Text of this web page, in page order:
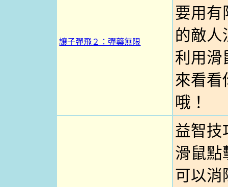
讓子彈飛２：彈藥無限
要用有
的敵人
利用滑
來看看
哦！
益智技
滑鼠點
可以消